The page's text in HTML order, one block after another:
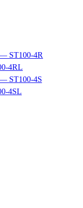
ST100-4R
4RL
ST100-4S
4SL